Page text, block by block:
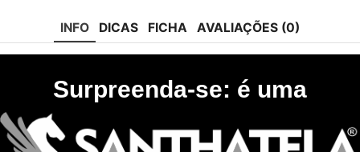
INFO DICAS FICHA AVALIAÇÕES (0)
Surpreenda-se: é uma